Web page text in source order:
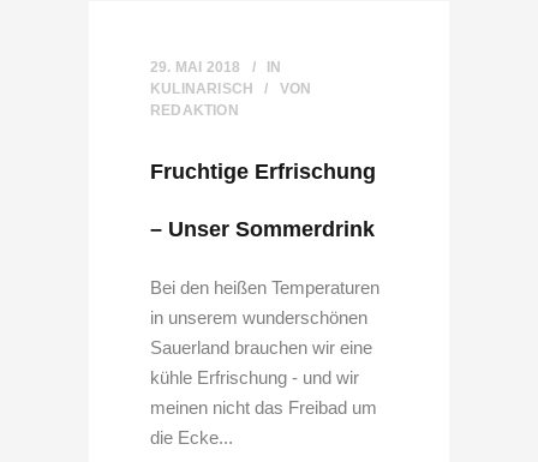
29. MAI 2018
IN
KULINARISCH
VON
REDAKTION
Fruchtige Erfrischung
– Unser Sommerdrink
Bei den heißen Temperaturen
in unserem wunderschönen
Sauerland brauchen wir eine
kühle Erfrischung - und wir
meinen nicht das Freibad um
die Ecke...